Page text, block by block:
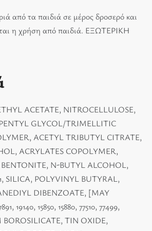
από τα παιδιά σε μέρος δροσερό και
η χρήση από παιδιά. ΕΞΩΤΕΡΙΚΗ
ACETATE, NITROCELLULOSE,
GLYCOL/TRIMELLITIC
ACETYL TRIBUTYL CITRATE,
ACRYLATES COPOLYMER,
N-BUTYL ALCOHOL,
SILICA, POLYVINYL BUTYRAL,
DIBENZOATE, [MAY
19140, 15850, 15880, 77510, 77499,
TIN OXIDE,